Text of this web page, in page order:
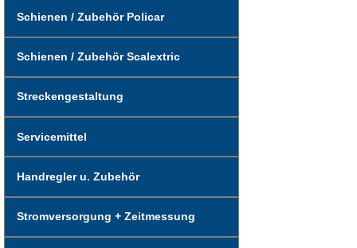
Schienen / Zubehör Policar
Schienen / Zubehör Scalextric
Streckengestaltung
Servicemittel
Handregler u. Zubehör
Stromversorgung + Zeitmessung